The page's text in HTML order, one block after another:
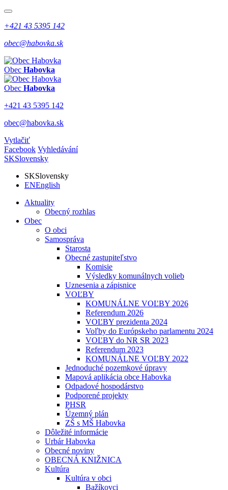
+421 43 5395 142
obec@habovka.sk
Obec Habovka
Obec Habovka
+421 43 5395 142
obec@habovka.sk
Vytlačiť
Facebook Vyhledávání
SKSlovensky
SKSlovensky
ENEnglish
Aktuality
Obecný rozhlas
Obec
O obci
Samospráva
Starosta
Obecné zastupiteľstvo
Komisie
Výsledky komunálnych volieb
Uznesenia a zápisnice
VOĽBY
KOMUNÁLNE VOĽBY 2026
Referendum 2026
VOĽBY prezidenta 2024
Voľby do Európskeho parlamentu 2024
VOĽBY do NR SR 2023
Referendum 2023
KOMUNÁLNE VOĽBY 2022
Jednoduché pozemkové úpravy
Mapová aplikácia obce Habovka
Odpadové hospodárstvo
Podporené projekty
PHSR
Územný plán
ZŠ s MŠ Habovka
Dôležité informácie
Urbár Habovka
Obecné noviny
OBECNÁ KNIŽNICA
Kultúra
Kultúra v obci
Bažíkovci